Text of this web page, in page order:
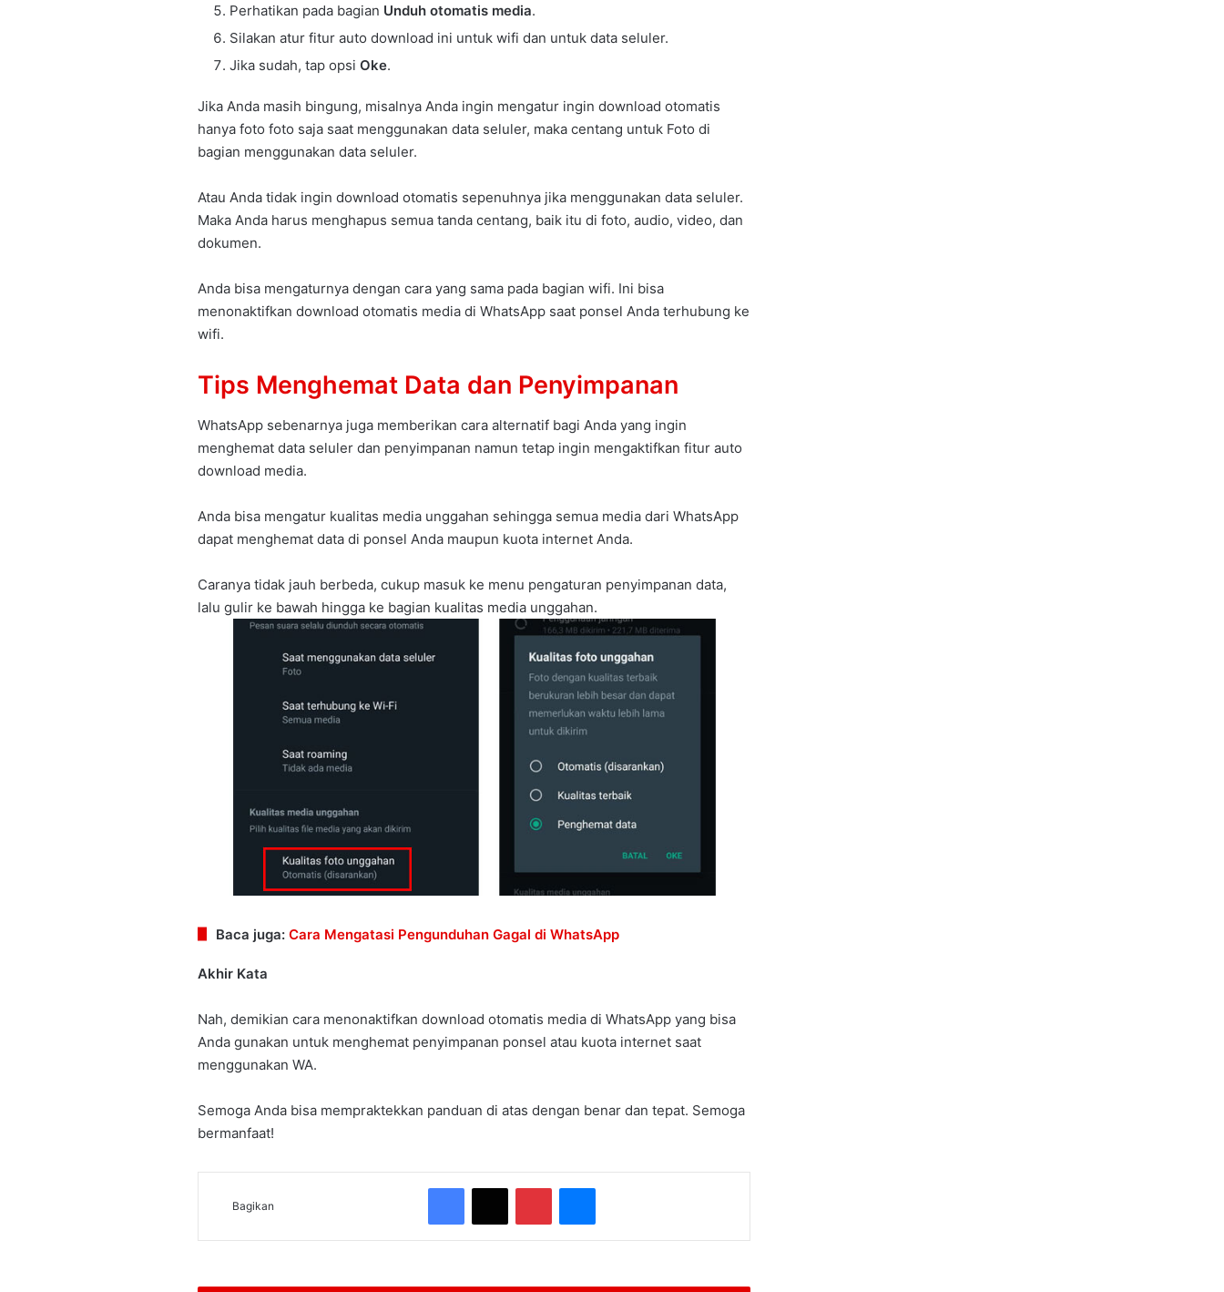
Perhatikan pada bagian Unduh otomatis media.
Silakan atur fitur auto download ini untuk wifi dan untuk data seluler.
Jika sudah, tap opsi Oke.
Jika Anda masih bingung, misalnya Anda ingin mengatur ingin download otomatis
hanya foto foto saja saat menggunakan data seluler, maka centang untuk Foto di
bagian menggunakan data seluler.
Atau Anda tidak ingin download otomatis sepenuhnya jika menggunakan data seluler.
Maka Anda harus menghapus semua tanda centang, baik itu di foto, audio, video, dan
dokumen.
Anda bisa mengaturnya dengan cara yang sama pada bagian wifi. Ini bisa
menonaktifkan download otomatis media di WhatsApp saat ponsel Anda terhubung ke
wifi.
Tips Menghemat Data dan Penyimpanan
WhatsApp sebenarnya juga memberikan cara alternatif bagi Anda yang ingin
menghemat data seluler dan penyimpanan namun tetap ingin mengaktifkan fitur auto
download media.
Anda bisa mengatur kualitas media unggahan sehingga semua media dari WhatsApp
dapat menghemat data di ponsel Anda maupun kuota internet Anda.
Caranya tidak jauh berbeda, cukup masuk ke menu pengaturan penyimpanan data,
lalu gulir ke bawah hingga ke bagian kualitas media unggahan.
Baca juga: Cara Mengatasi Pengunduhan Gagal di WhatsApp
Akhir Kata
Nah, demikian cara menonaktifkan download otomatis media di WhatsApp yang bisa
Anda gunakan untuk menghemat penyimpanan ponsel atau kuota internet saat
menggunakan WA.
Semoga Anda bisa mempraktekkan panduan di atas dengan benar dan tepat. Semoga
bermanfaat!
Bagikan
Facebook
X PinterestMessenger